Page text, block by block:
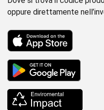
oppure direttamente